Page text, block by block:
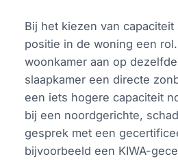
Bij het kiezen van
positie in de woning een
woonkamer aan op
slaapkamer een directe
een iets hogere capaciteit
bij een noordgerichte,
gesprek met een
bijvoorbeeld een KIWA-